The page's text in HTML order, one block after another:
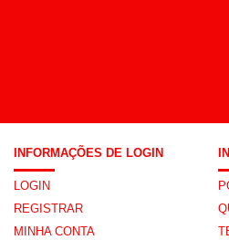
INFORMAÇÕES DE LOGIN
LOGIN
REGISTRAR
MINHA CONTA